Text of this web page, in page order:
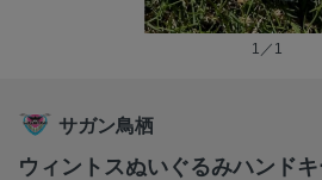
1／1
サガン鳥栖
ウィントスぬいぐるみハンド